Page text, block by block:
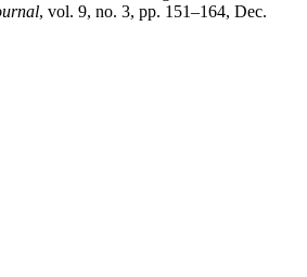
, vol. 9, no. 3, pp. 151–164, Dec.